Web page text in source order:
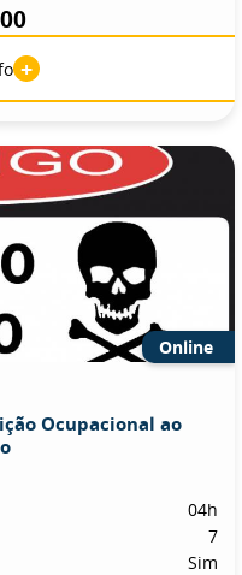
+
Online
Ocupacional ao
04h
7
Sim